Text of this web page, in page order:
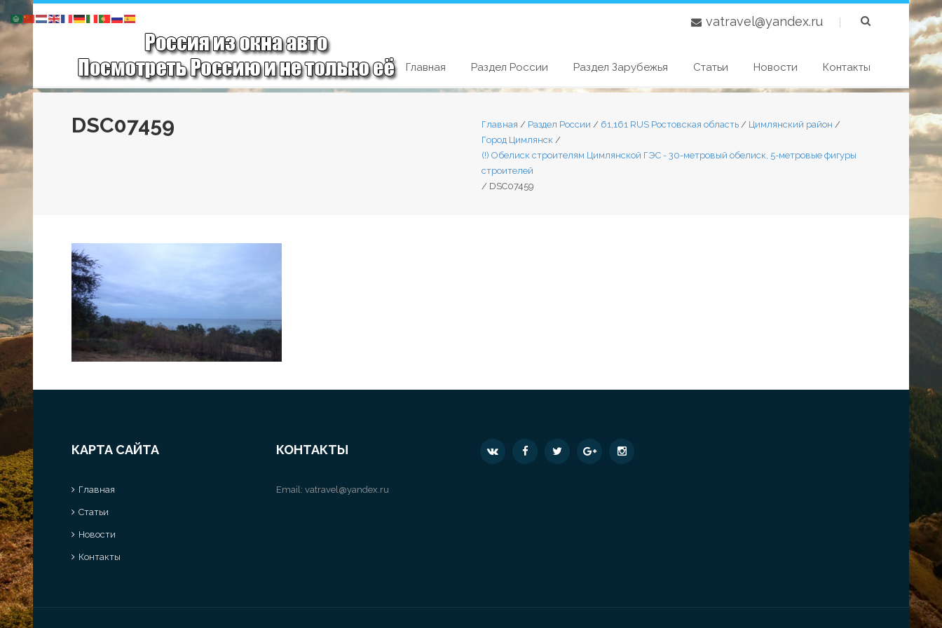
vatravel@yandex.ru |
Главная Раздел России Раздел Зарубежья Статьи Новости Контакты
DSC07459 Главная / Раздел России / 61,161 RUS Ростовская область / Цимлянский район /
Город Цимлянск /
(!) Обелиск строителям Цимлянской ГЭС - 30-метровый обелиск, 5-метровые фигуры
строителей
/ DSC07459
КАРТА САЙТА
Главная
Статьи
Новости
Контакты
КОНТАКТЫ
Email: vatravel@yandex.ru